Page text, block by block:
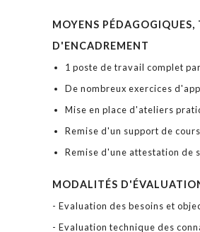
MOYENS PÉDAGOGIQUES,
D'ENCADREMENT
1 poste de travail complet
De nombreux exercices
Mise en place d'ateliers
Remise d'un support de cours
Remise d'une attestation de
MODALITÉS
- Evaluation des besoins et
- Evaluation technique des